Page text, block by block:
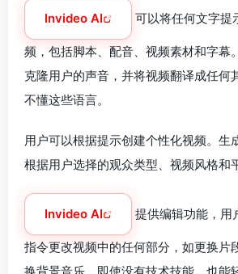
Invideo AI 可以将任何文字提
频，包括脚本、配音、视频素材和字幕
克隆用户的声音，并将视频翻译成任何
不懂这些语言。
用户可以根据提示创建个性化视频。生
根据用户选择的观众类型、视频风格和
Invideo AI 提供编辑功能，用
指令更改视频中的任何部分，如更换片